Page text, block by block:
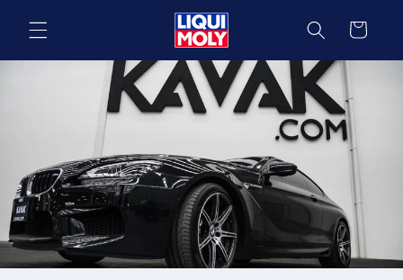
directamente
al contenido
Carrito